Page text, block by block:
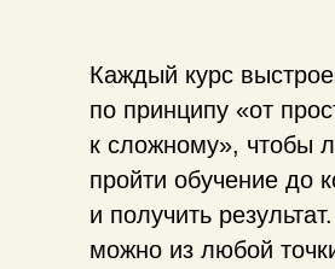
Каждый курс
по принципу «от
к сложному», чтобы
пройти обучение до
и получить
можно из любой